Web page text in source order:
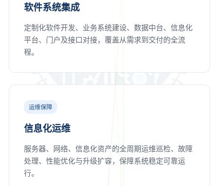
软件系统集成
定制化软件开发、业务系统建设、数据中台、信息化
平台、门户及接口对接，覆盖从需求到交付的全流
程。
运维保障
信息化运维
服务器、网络、信息化资产的全周期运维巡检、故障
处理、性能优化与升级扩容，保障系统稳定可靠运
行。